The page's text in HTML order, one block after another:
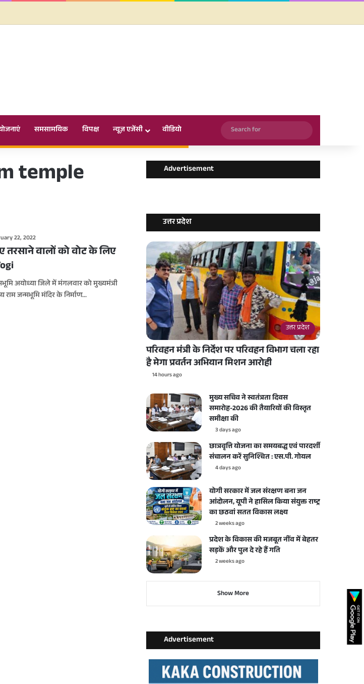
समसामयिक विपक्ष न्यूज़ एजेंसी वीडियो
Search
for
temple
22, 2022
तरसाने वालों को वोट के लिए
अयोध्या जिले में मंगलवार को मुख्यमंत्री
राम जन्मभूमि मंदिर के निर्माण…
Advertisement
उत्तर प्रदेश
उत्तर प्रदेश
परिवहन मंत्री के निर्देश पर परिवहन विभाग चला रहा
है मेगा प्रवर्तन अभियान मिशन आरोही
14 hours ago
मुख्य सचिव ने स्वतंत्रता दिवस
समारोह-2026 की तैयारियों की विस्तृत
समीक्षा की
3 days ago
छात्रवृत्ति योजना का समयबद्ध एवं पारदर्शी
संचालन करें सुनिश्चित : एस.पी. गोयल
4 days ago
योगी सरकार में जल संरक्षण बना जन
आंदोलन, यूपी ने हासिल किया संयुक्त राष्ट्र
का छठवां सतत विकास लक्ष्य
2 weeks ago
प्रदेश के विकास की मजबूत नींव में बेहतर
सड़कें और पुल दे रहे हैं गति
2 weeks ago
Show More
Advertisement